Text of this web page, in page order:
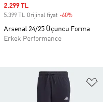
Sale price
2.299 TL
5.399 TL Orijinal fiyat -60%
Arsenal 24/25 Üçüncü Forma
Erkek Performance